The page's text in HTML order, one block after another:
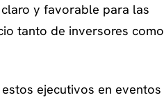
y favorable para las
tanto de inversores como
ejecutivos en eventos